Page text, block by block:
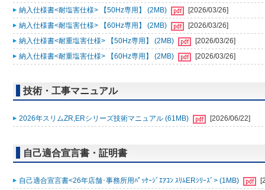
納入仕様書<耐塩害仕様> 【50Hz専用】 (2MB)
[2026/03/26]
納入仕様書<耐塩害仕様> 【60Hz専用】 (2MB)
[2026/03/26]
納入仕様書<耐重塩害仕様> 【50Hz専用】 (2MB)
[2026/03/26]
納入仕様書<耐重塩害仕様> 【60Hz専用】 (2MB)
[2026/03/26]
技術・工事マニュアル
2026年スリムZR,ERシリーズ技術マニュアル (61MB) [2026/06/22]
自己適合宣言書・証明書
自己適合宣言書<26年店舗･事務所用ﾊﾟｯｹｰｼﾞｴｱｺﾝ ｽﾘﾑERｼﾘｰｽﾞ> (1MB)